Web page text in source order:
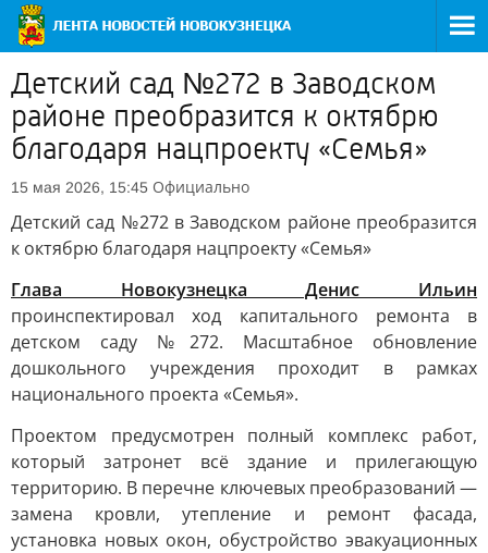
Детский сад №272 в Заводском
районе преобразится к октябрю
благодаря нацпроекту «Семья»
15 мая 2026, 15:45 Официально
Детский сад №272 в Заводском районе преобразится
к октябрю благодаря нацпроекту «Семья»
Глава Новокузнецка Денис Ильин
проинспектировал ход капитального ремонта в
детском саду №272. Масштабное обновление
дошкольного учреждения проходит в рамках
национального проекта «Семья».
Проектом предусмотрен полный комплекс работ,
который затронет всё здание и прилегающую
территорию. В перечне ключевых преобразований —
замена кровли, утепление и ремонт фасада,
установка новых окон, обустройство эвакуационных